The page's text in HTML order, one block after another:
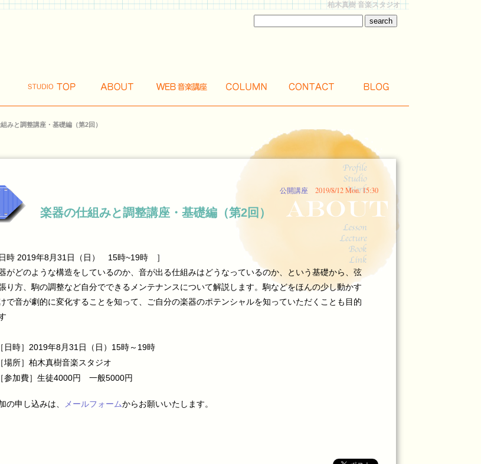
柏木真樹 音楽スタジオ
みと調整講座・基礎編（第2回）
公開講座 2019/8/12 Mon. 15:30
楽器の仕組みと調整講座・基礎編（第2回）
日時 2019年8月31日（日） 15時~19時 ］
がどのような構造をしているのか、音が出る仕組みはどうなっているのか、という基礎から、弦
り方、駒の調整など自分でできるメンテナンスについて解説します。駒などをほんの少し動かす
で音が劇的に変化することを知って、ご自分の楽器のポテンシャルを知っていただくことも目的
［日時］2019年8月31日（日）15時～19時
［場所］柏木真樹音楽スタジオ
［参加費］生徒4000円 一般5000円
の申し込みは、 メールフォームからお願いいたします。